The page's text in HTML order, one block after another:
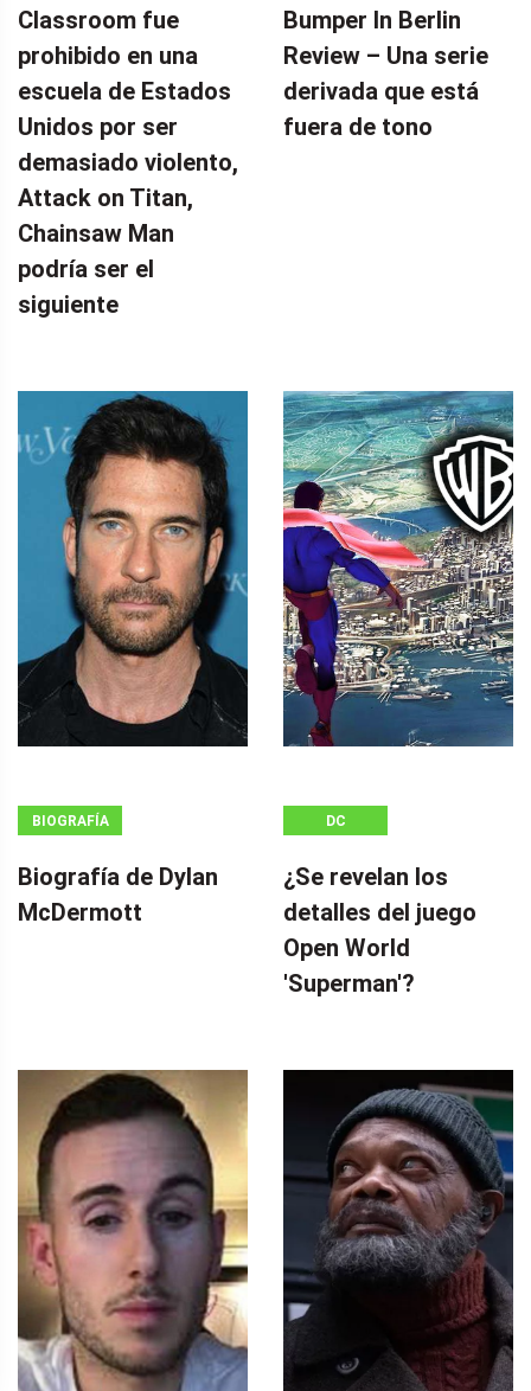
Classroom fue
prohibido en una
escuela de Estados
Unidos por ser
demasiado violento,
Attack on Titan,
Chainsaw Man
podría ser el
siguiente
Bumper In Berlin
Review – Una serie
derivada que está
fuera de tono
BIOGRAFÍA
Biografía de Dylan
McDermott
DC
¿Se revelan los
detalles del juego
Open World
'Superman'?